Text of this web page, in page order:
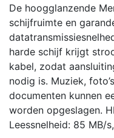
De hoogglanzende
schijfruimte en
harde schijf krijgt
kabel, zodat
nodig is. Muziek,
documenten kunnen
worden opgeslagen.
Leessnelheid: 85 MB/